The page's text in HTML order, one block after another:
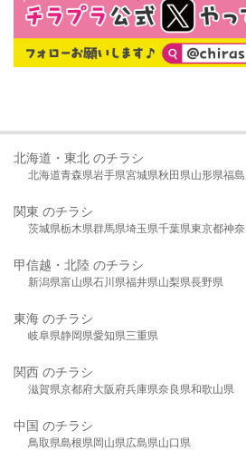
北海道・東北 のチラシ
北海道青森県岩手県宮城県秋田県山形県福
関東 のチラシ
茨城県栃木県群馬県埼玉県千葉県東京都神
甲信越・北陸 のチラシ
新潟県富山県石川県福井県山梨県長野県
東海 のチラシ
岐阜県静岡県愛知県三重県
関西 のチラシ
滋賀県京都府大阪府兵庫県奈良県和歌山県
中国 のチラシ
鳥取県島根県岡山県広島県山口県